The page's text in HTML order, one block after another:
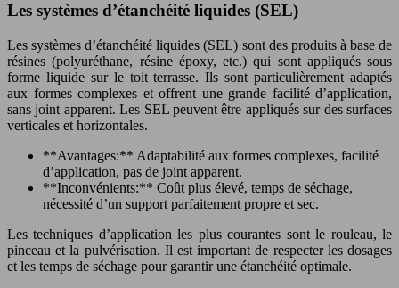
Les systèmes d’étanchéité liquides (SEL)
Les systèmes d’étanchéité liquides (SEL) sont des produits à base de
résines (polyuréthane, résine époxy, etc.) qui sont appliqués sous
forme liquide sur le toit terrasse. Ils sont particulièrement adaptés
aux formes complexes et offrent une grande facilité d’application,
sans joint apparent. Les SEL peuvent être appliqués sur des surfaces
verticales et horizontales.
**Avantages:** Adaptabilité aux formes complexes, facilité
d’application, pas de joint apparent.
**Inconvénients:** Coût plus élevé, temps de séchage,
nécessité d’un support parfaitement propre et sec.
Les techniques d’application les plus courantes sont le rouleau, le
pinceau et la pulvérisation. Il est important de respecter les dosages
et les temps de séchage pour garantir une étanchéité optimale.